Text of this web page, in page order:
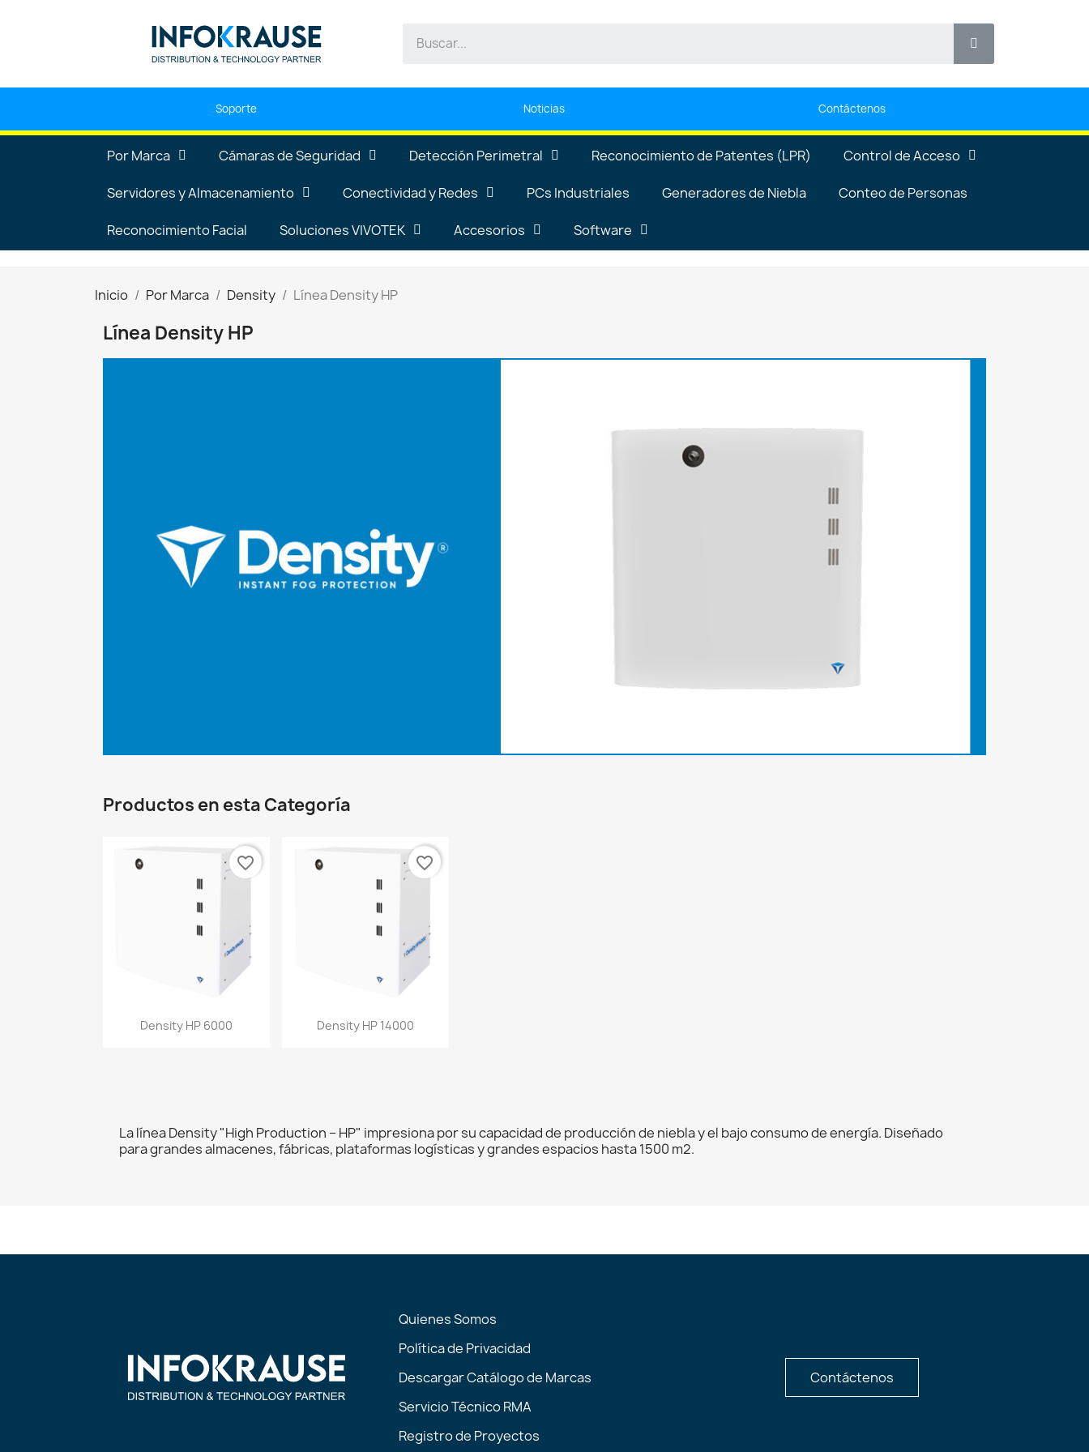
Soporte Noticias Contáctenos
Por Marca Cámaras de Seguridad Detección Perimetral Reconocimiento de Patentes (LPR) Control de Acceso
Servidores y Almacenamiento Conectividad y Redes PCs Industriales Generadores de Niebla Conteo de Personas
Reconocimiento Facial Soluciones VIVOTEK Accesorios Software
Inicio Por Marca Density Línea Density HP
Línea Density HP
Productos en esta Categoría
Vista rápida
Density HP 6000
favorite_border
Vista rápida
Density HP 14000
favorite_border
La línea Density "High Production – HP" impresiona por su capacidad de producción de niebla y el bajo consumo de energía. Diseñado
para grandes almacenes, fábricas, plataformas logísticas y grandes espacios hasta 1500 m2.
Quienes Somos
Política de Privacidad
Descargar Catálogo de Marcas
Servicio Técnico RMA
Registro de Proyectos
Contáctenos